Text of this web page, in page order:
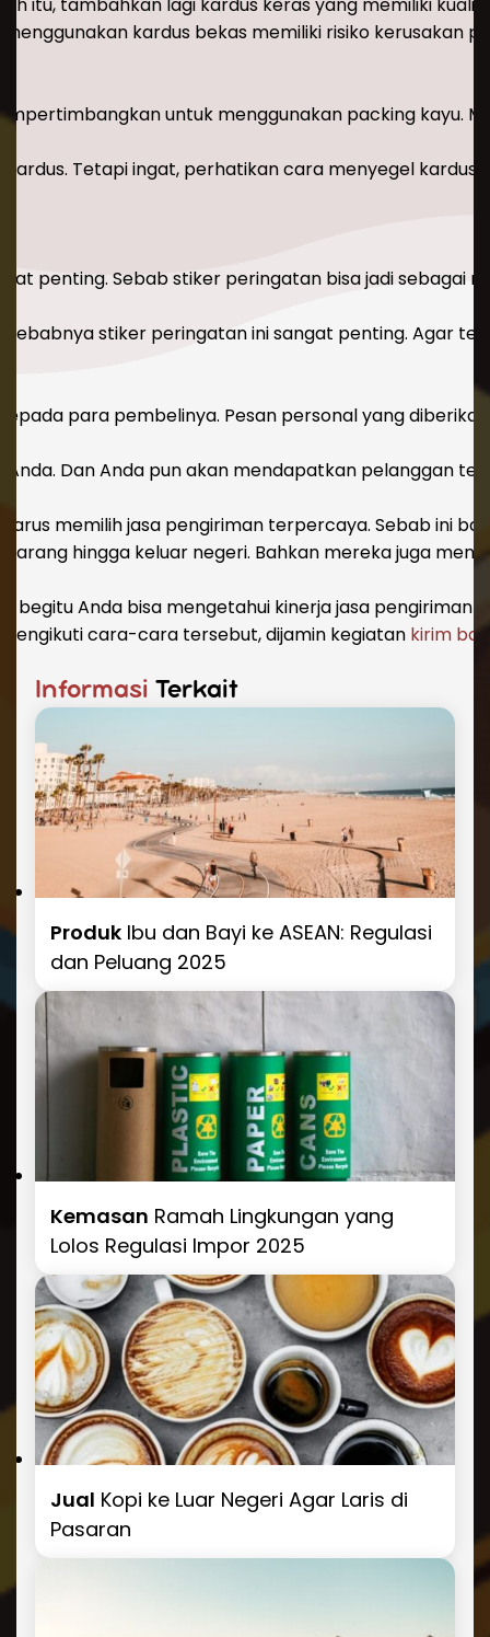
kardus bekas memiliki risiko kerusakan
untuk menggunakan packing kayu.
Tetapi ingat, perhatikan cara menyegel
penting. Sebab stiker peringatan bisa jadi sebagai
stiker peringatan ini sangat penting. Agar
para pembelinya. Pesan personal yang
Dan Anda pun akan mendapatkan pelanggan
memilih jasa pengiriman terpercaya. Sebab ini
hingga keluar negeri. Bahkan mereka juga
begitu Anda bisa mengetahui kinerja jasa
cara-cara tersebut, dijamin kegiatan kirim
Informasi Terkait
Produk Ibu dan Bayi ke ASEAN: Regulasi
dan Peluang 2025
Kemasan Ramah Lingkungan yang
Lolos Regulasi Impor 2025
Jual Kopi ke Luar Negeri Agar Laris di
Pasaran